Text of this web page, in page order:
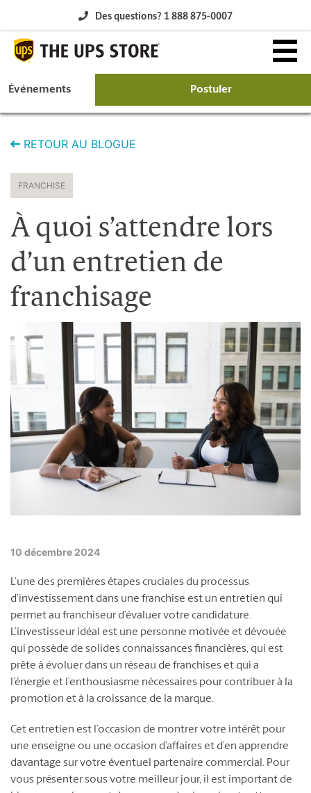
Des questions? 1 888 875-0007
L’occasion d’affaires
Marchés disponibles
Événements
Nous joindre
English Français
Événements Postuler
RETOUR AU BLOGUE
FRANCHISE
À quoi s’attendre lors
d’un entretien de
franchisage
10 décembre 2024
L’une des premières étapes cruciales du processus
d’investissement dans une franchise est un entretien qui
permet au franchiseur d’évaluer votre candidature.
L’investisseur idéal est une personne motivée et dévouée
qui possède de solides connaissances financières, qui est
prête à évoluer dans un réseau de franchises et qui a
l’énergie et l’enthousiasme nécessaires pour contribuer à la
promotion et à la croissance de la marque.
Cet entretien est l’occasion de montrer votre intérêt pour
une enseigne ou une occasion d’affaires et d’en apprendre
davantage sur votre éventuel partenaire commercial. Pour
vous présenter sous votre meilleur jour, il est important de